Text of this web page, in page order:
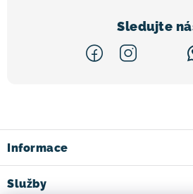
p
a
t
Informace
Služby